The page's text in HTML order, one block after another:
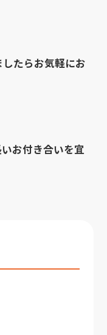
たらお気軽にお
お付き合いを宜